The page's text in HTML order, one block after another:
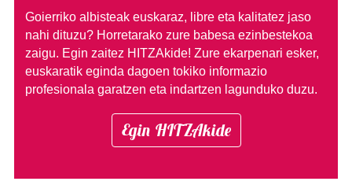
Goierriko albisteak euskaraz, libre eta kalitatez jaso
nahi dituzu? Horretarako zure babesa ezinbestekoa
zaigu. Egin zaitez HITZAkide! Zure ekarpenari esker,
euskaratik eginda dagoen tokiko informazio
profesionala garatzen eta indartzen lagunduko duzu.
Egin HITZAkide